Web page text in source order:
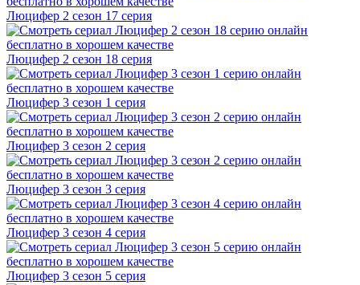
Люцифер 2 cезон 17 cерия
Люцифер 2 cезон 18 cерия
Люцифер 3 cезон 1 cерия
Люцифер 3 cезон 2 cерия
Люцифер 3 cезон 3 cерия
Люцифер 3 cезон 4 cерия
Люцифер 3 cезон 5 cерия